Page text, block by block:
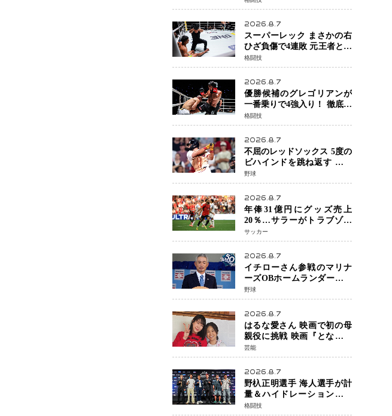
取！猛反撃を耐え抜き判定
勝利、8連勝を達成
2026.8.7
スーパーレック まさかの右
ひざ負傷で4連敗 元王者とし
て異例の苦境…「アクシデ
ント」でも消えない危険信
号
格闘技
2026.8.7
優勝候補のグレゴリアンが
一番乗りで4強入り！ 徹底し
たローキックでウスビャン
を攻略、判定勝利
格闘技
2026.8.7
不屈のレッドソックス 5度の
ビハインドを跳ね返す 延長
13回サヨナラ勝ち 吉田正尚
選手も2安打1打点で貢献 4得
点以上は驚異の28連勝
野球
2026.8.7
年俸31億円にグッズ売上
20％…サラーがトラブゾン
スポル加入 世界サッカーは
「五大リーグ一強」から新
時代へ
サッカー
2026.8.7
イチローさん参戦のマリナ
ーズOBホームランダービー
が無料生配信 北米ならで
はの“魅せる興行”に世界が
注目
野球
2026.8.7
はるな愛さん 映画で初の母
親役に挑戦 映画『となりの
とらんす少女ちゃん』11月7
日公開 未来の自分との対話
を描く注目作
芸能
2026.8.7
野杁正明選手 海人選手が計
量＆ハイドレーションテス
トをクリア「ONE
格闘技